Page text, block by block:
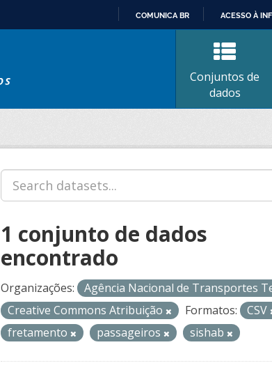
CONTEÚDO
COMUNICA BR ACESSO À
Conjuntos de
dados
1 conjunto de dados
encontrado
Organizações: Agência Nacional de Transportes
Creative Commons Atribuição
Formatos: CSV
fretamento
passageiros sishab